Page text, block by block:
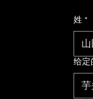
姓 *
给定